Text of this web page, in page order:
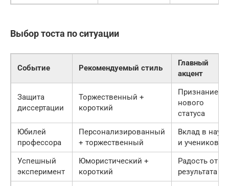
Выбор тоста по ситуации
Событие Рекомендуемый стиль
Главный
акцент
Защита
диссертации
Торжественный +
короткий
Признание
нового
статуса
Юбилей
профессора
Персонализированный
+ торжественный
Вклад в науку
и учеников
Успешный
эксперимент
Юмористический +
короткий
Радость от
результата